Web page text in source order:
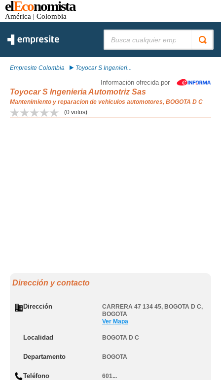
elEconomista
América | Colombia
Empresite Colombia Toyocar S Ingenieri...
Información ofrecida por
Toyocar S Ingenieria Automotriz Sas
Mantenimiento y reparacion de vehiculos automotores, BOGOTA D C
(0 votos)
Dirección y contacto
Dirección CARRERA 47 134 45, BOGOTA D C,
BOGOTA
Ver Mapa
Localidad BOGOTA D C
Departamento BOGOTA
Teléfono
601...